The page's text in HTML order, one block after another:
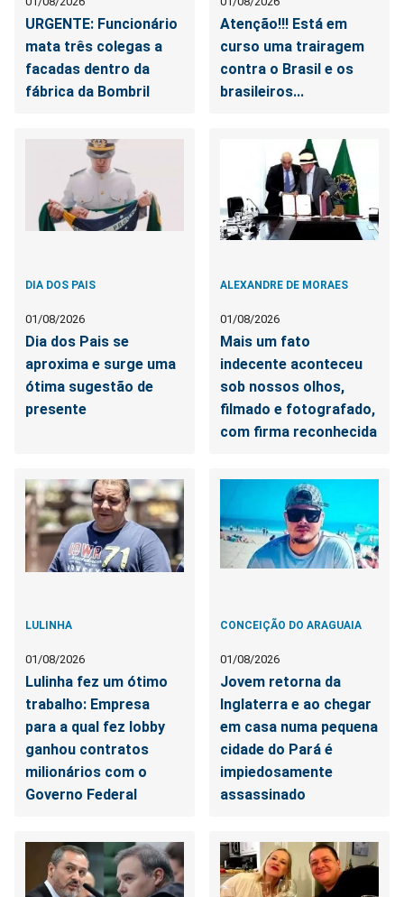
URGENTE: Funcionário
mata três colegas a
facadas dentro da
fábrica da Bombril
Atenção!!! Está em
curso uma trairagem
contra o Brasil e os
brasileiros...
DIA DOS PAIS
01/08/2026
Dia dos Pais se
aproxima e surge uma
ótima sugestão de
presente
ALEXANDRE DE MORAES
01/08/2026
Mais um fato
indecente aconteceu
sob nossos olhos,
filmado e fotografado,
com firma reconhecida
LULINHA
01/08/2026
Lulinha fez um ótimo
trabalho: Empresa
para a qual fez lobby
ganhou contratos
milionários com o
Governo Federal
CONCEIÇÃO DO ARAGUAIA
01/08/2026
Jovem retorna da
Inglaterra e ao chegar
em casa numa pequena
cidade do Pará é
impiedosamente
assassinado